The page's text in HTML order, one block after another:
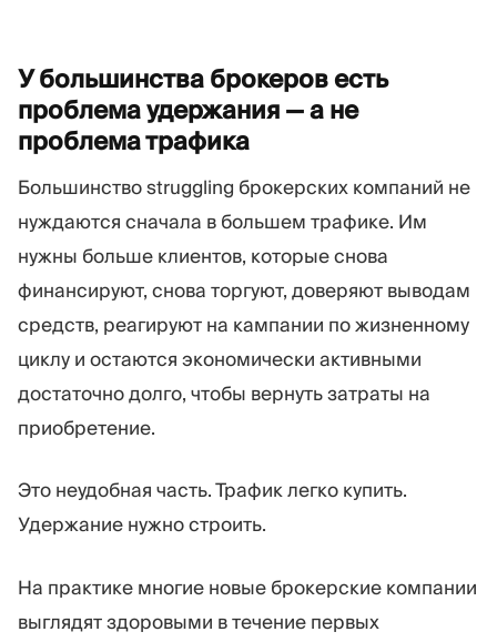
У большинства брокеров есть
проблема удержания — а не
проблематрафика
Большинство struggling брокерских компаний не
нуждаются сначала в большем трафике. Им
нужны больше клиентов, которые снова
финансируют, снова торгуют, доверяют выводам
средств, реагируют на кампании по жизненному
циклу и остаются экономически активными
достаточно долго, чтобы вернуть затраты на
приобретение.
Это неудобная часть. Трафик легко купить.
Удержание нужно строить.
На практике многие новые брокерские компании
выглядят здоровыми в течение первых
РЕСУРСЫ
Руководство по
маркетингу
Блог
Видеоуроки
Калькулятор прибыли
Бизнес План
ЕЩЁ
Команда
События
Новости компании
Карьера
Устойчивость
ПОДПИШИТЕСЬ НА НАС